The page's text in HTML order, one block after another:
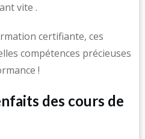
vite .
certifiante, ces
compétences précieuses
!
des cours de